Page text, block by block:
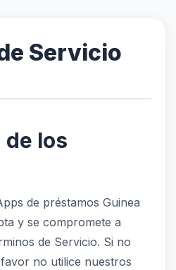
Servicio
los
de préstamos Guinea
y se compromete a
de Servicio. Si no
no utilice nuestros